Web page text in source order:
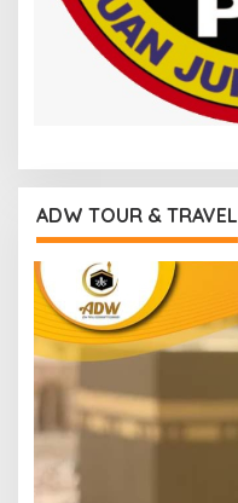
ADW TOUR & TRAVEL